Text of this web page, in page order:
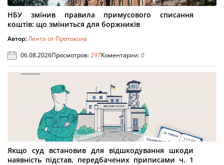
НБУ змінив правила примусового списання
коштів: що зміниться для боржників
Автор:Лента от Протокола
06.08.2026Просмотров:297Коментарии:0
Якщо суд встановив для відшкодування шкоди
наявність підстав, передбачених приписами ч. 1